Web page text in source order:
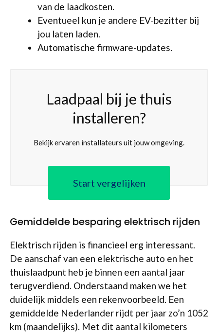
van de laadkosten.
Eventueel kun je andere EV-bezitter bij
jou laten laden.
Automatische firmware-updates.
Laadpaal bij je thuis
installeren?
Bekijk ervaren installateurs uit jouw omgeving.
Start vergelijken
Gemiddelde besparing elektrisch rijden
Elektrisch rijden is financieel erg interessant.
De aanschaf van een elektrische auto en het
thuislaadpunt heb je binnen een aantal jaar
terugverdiend. Onderstaand maken we het
duidelijk middels een rekenvoorbeeld. Een
gemiddelde Nederlander rijdt per jaar zo’n 1052
km (maandelijks). Met dit aantal kilometers